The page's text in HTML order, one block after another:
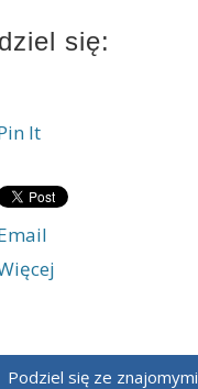
się:
It
Podziel się ze znajomymi